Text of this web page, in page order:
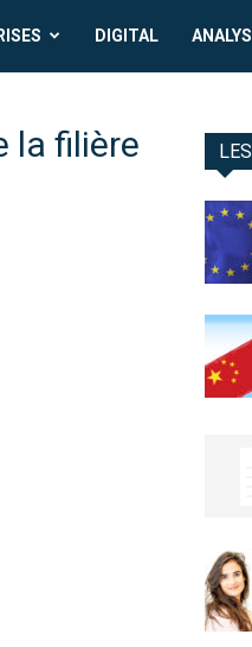
DIGITAL
la filière